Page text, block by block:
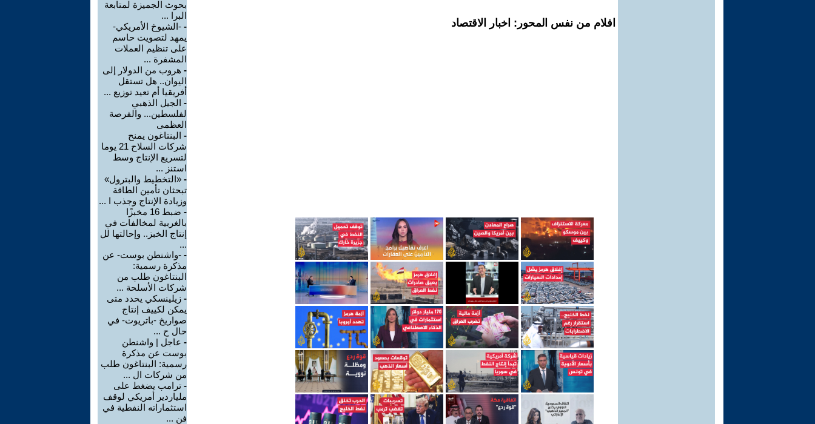
افلام من نفس المحور: اخبار الاقتصاد
بحوث الجميزة لمتابعة
البرا ...
- -الشيوخ الأمريكي-
يمهد لتصويت حاسم
على تنظيم العملات
المشفرة ...
- هروب من الدولار إلى
اليوان.. هل تستقل
أفريقيا أم تعيد توزيع ...
- الجيل الذهبي
لفلسطين... والفرصة
العظمى
- البنتاغون يمنح
شركات السلاح 21 يوما
لتسريع الإنتاج وسط
استنز ...
- «التخطيط والبترول»
تبحثان تأمين الطاقة
وزيادة الإنتاج وجذب ا ...
-
ضبط 16 مخبزًا
بالغربية لمخالفات في
إنتاج الخبز.. وإحالتها لل
...
- -واشنطن بوست- عن
مذكرة رسمية:
البنتاغون طلب من
شركات الأسلحة ...
- زيلينسكي يحدد متى
يمكن لكييف إنتاج
صواريخ -باتريوت- في
حال ح ...
- عاجل | واشنطن
بوست عن مذكرة
رسمية: البنتاغون طلب
من شركات ال ...
- ترامب يضغط على
ملياردير أمريكي لوقف
استثماراته النفطية في
فن ...